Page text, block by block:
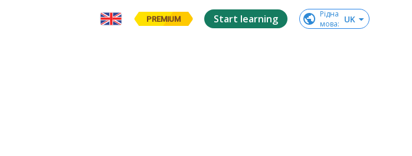
PREMIUM Start learning
Рідна
мова: UK